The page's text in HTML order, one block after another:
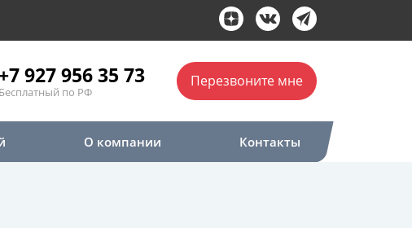
+7 927 956 35 73
Бесплатный по РФ
Перезвоните мне
О компании Контакты